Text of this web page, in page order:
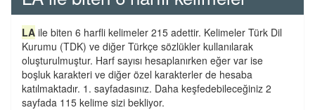
LA ile biten 6 harfli kelimeler 215 adettir. Kelimeler Türk Dil
Kurumu (TDK) ve diğer Türkçe sözlükler kullanılarak
oluşturulmuştur. Harf sayısı hesaplanırken eğer var ise
boşluk karakteri ve diğer özel karakterler de hesaba
katılmaktadır. 1. sayfadasınız. Daha keşfedebileceğiniz 2
sayfada 115 kelime sizi bekliyor.